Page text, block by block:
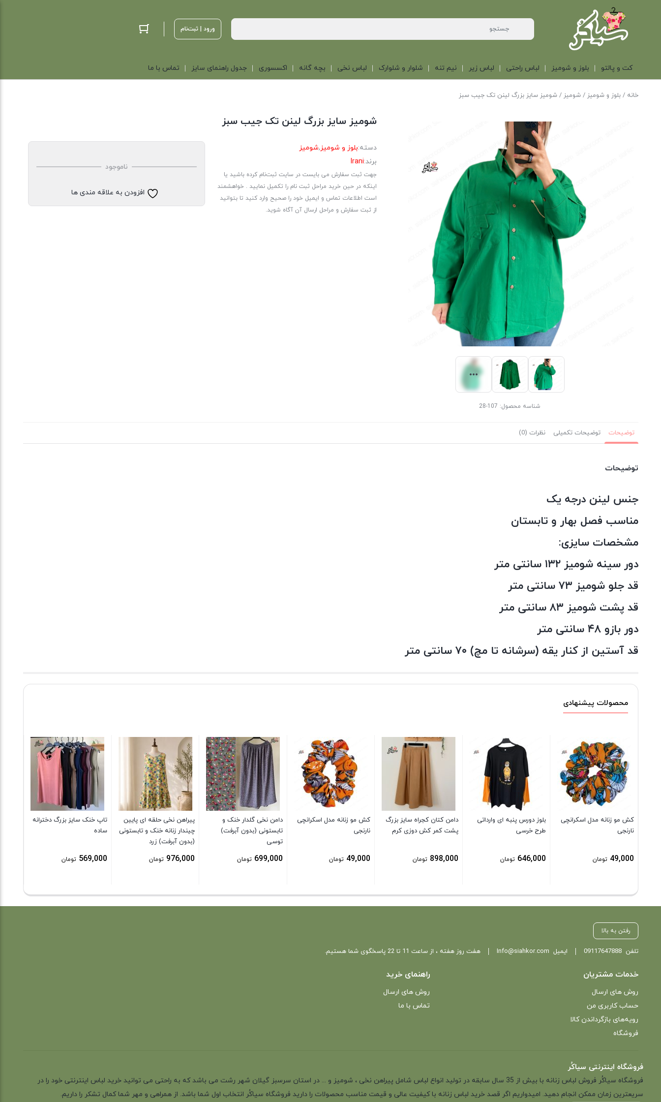
ورود | ثبت‌نام
کت و پالتو بلوز و شومیز لباس راحتی لباس زیر نیم تنه شلوار و شلوارک لباس نخی بچه گانه اکسسوری جدول راهنمای سایز تماس با ما
خانه /بلوز و شومیز /شومیز / شومیز سایز بزرگ لینن تک جیب سبز
شناسه محصول: 107-28
شومیز سایز بزرگ لینن تک جیب سبز
دسته:بلوز و شومیز,شومیز
برند:Irani
جهت ثبت سفارش می بایست در سایت ثبت‌نام کرده باشید یا
اینکه در حین خرید مراحل ثبت نام را تکمیل نمایید . خواهشمند
است اطلاعات تماس و ایمیل خود را صحیح وارد کنید تا بتوانید
از ثبت سفارش و مراحل ارسال آن آگاه شوید.
ناموجود
افزودن به علاقه مندی ها
توضیحات توضیحات تکمیلی نظرات (0)
توضیحات
جنس لینن درجه یک
مناسب فصل بهار و تابستان
مشخصات سایزی:
دور سینه شومیز ۱۳۲ سانتی متر
قد جلو شومیز ۷۳ سانتی متر
قد پشت شومیز ۸۳ سانتی متر
دور بازو ۴۸ سانتی متر
قد آستین از کنار یقه (سرشانه تا مچ) ۷۰ سانتی متر
محصولات پیشنهادی
کش مو زنانه مدل اسکرانچی
نارنجی
49,000 تومان
بلوز دورس پنبه ای وارداتی
طرح خرسی
646,000 تومان
دامن کتان کجراه سایز بزرگ
پشت کمر کش دوزی کرم
898,000 تومان
کش مو زنانه مدل اسکرانچی
نارنجی
49,000 تومان
دامن نخی گلدار خنک و
تابستونی (بدون آبرفت)
توسی
699,000 تومان
پیراهن نخی حلقه ای پایین
چیندار زنانه خنک و تابستونی
(بدون آبرفت) زرد
976,000 تومان
تاپ خنک سایز بزرگ دخترانه
ساده
569,000 تومان
رفتن به بالا
تلفن09117647888 ایمیل Info@siahkor.com هفت روز هفته ، از ساعت 11 تا 22 پاسخگوی شما هستیم.
خدمات مشتریان
روش های ارسال
حساب کاربری من
رویه‌های بازگرداندن کالا
فروشگاه
راهنمای خرید
روش های ارسال
تماس با ما
فروشگاه اینترنتی سیاکُر
فروشگاه سیاکُر فروش لباس زنانه با بیش از 35 سال سابقه در تولید انواع لباس شامل پیراهن نخی ، شومیز و ... در استان سرسبز گیلان شهر رشت می باشد که به راحتی می توانید خرید لباس اینترنتی خود را در
سریعترین زمان ممکن انجام دهید. امیدواریم اگر قصد خرید لباس زنانه با کیفیت عالی و قیمت مناسب محصولات را دارید فروشگاه سیاکُر انتخاب اول شما باشد. از همراهی و مهر شما کمال تشکر را داریم.